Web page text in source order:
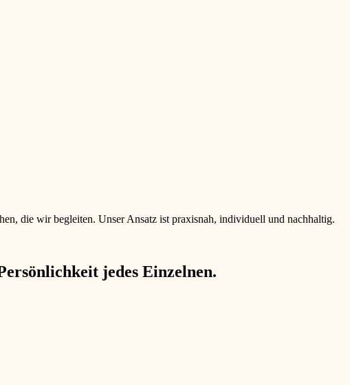
die wir begleiten. Unser Ansatz ist praxisnah, individuell und nachhaltig.
jedes Einzelnen.